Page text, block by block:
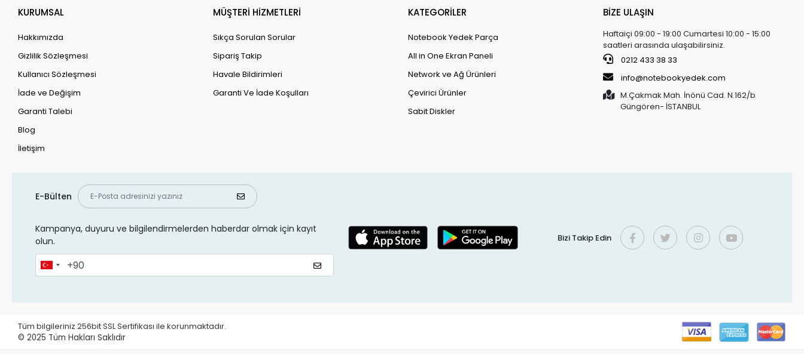
KURUMSAL
Hakkımızda
Gizlilik Sözleşmesi
Kullanıcı Sözleşmesi
İade ve Değişim
Garanti Talebi
Blog
İletişim
MÜŞTERİ HİZMETLERİ
Sıkça Sorulan Sorular
Sipariş Takip
Havale Bildirimleri
Garanti Ve İade Koşulları
KATEGORİLER
Notebook Yedek Parça
All in One Ekran Paneli
Network ve Ağ Ürünleri
Çevirici Ürünler
Sabit Diskler
BİZE ULAŞIN
Haftaiçi 09:00 - 19:00 Cumartesi 10:00 - 15:00
saatleri arasında ulaşabilirsiniz.
0212 433 38 33
info@notebookyedek.com
M.Çakmak Mah. İnönü Cad. N.162/b
Güngören- İSTANBUL
E-Bülten
Kampanya, duyuru ve bilgilendirmelerden haberdar olmak için kayıt
olun.
Bizi Takip Edin
Tüm bilgileriniz 256bit SSL Sertifikası ile korunmaktadır.
© 2025 Tüm Hakları Saklıdır